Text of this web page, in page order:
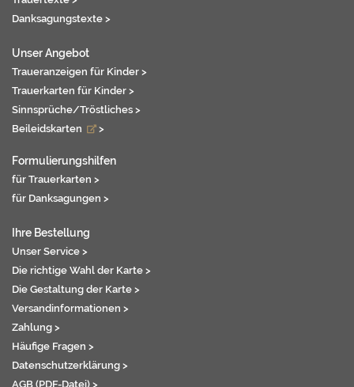
Danksagungstexte >
Unser Angebot
Traueranzeigen für Kinder >
Trauerkarten für Kinder >
Sinnsprüche/Tröstliches >
Beileidskarten
>
Formulierungshilfen
für Trauerkarten >
für Danksagungen >
Ihre Bestellung
Unser Service >
Die richtige Wahl der Karte >
Die Gestaltung der Karte >
Versandinformationen >
Zahlung >
Häufige Fragen >
Datenschutzerklärung >
AGB (PDF-Datei) >